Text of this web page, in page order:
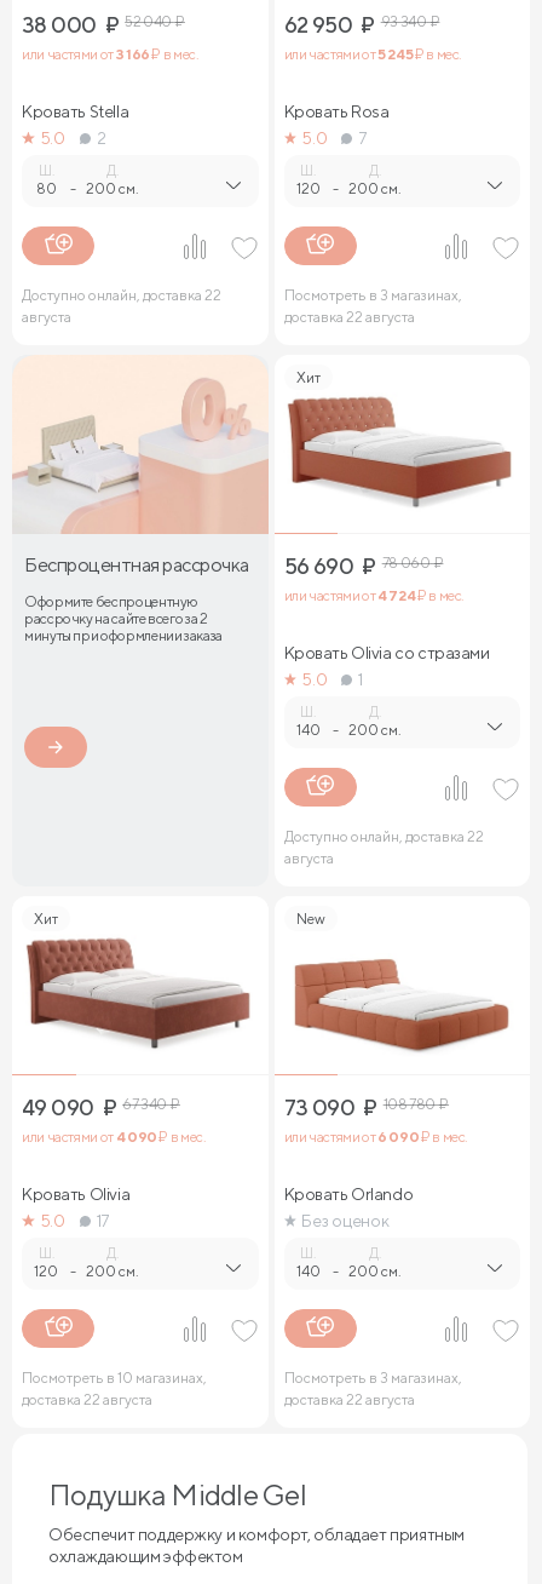
38 000 ₽ 52 040₽
или частями от3 166₽ в мес.
Кровать Stella
5.0
2
80 -
Д.
200 см.
Доступно онлайн, доставка 22
августа
62 950 ₽ 93 340₽
или частями от5 245₽ в мес.
Кровать Rosa
5.0
7
120 -
Д.
200 см.
Посмотреть в 3 магазинах,
доставка 22 августа
Беспроцентная рассрочка
Оформите беспроцентную
рассрочку на сайте всего за 2
минуты при оформлении заказа
Хит
56 690 ₽ 78 060₽
или частями от4 724₽ в мес.
Кровать Olivia со стразами
5.0
1
140 -
Д.
200 см.
Доступно онлайн, доставка 22
августа
Хит
49 090 ₽ 67 340₽
или частями от 4 090₽ в мес.
Кровать Olivia
5.0
17
120 -
Д.
200 см.
Посмотреть в 10 магазинах,
доставка 22 августа
New
73 090 ₽ 108 780₽
или частями от6 090₽ в мес.
Кровать Orlando
Без оценок
140 -
Д.
200 см.
Посмотреть в 3 магазинах,
доставка 22 августа
Подушка Middle Gel
Обеспечит поддержку и комфорт, обладает приятным
охлаждающим эффектом